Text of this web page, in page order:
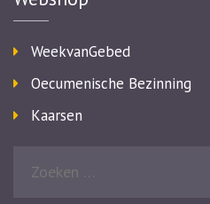
WeekvanGebed
Oecumenische Bezinning
Kaarsen